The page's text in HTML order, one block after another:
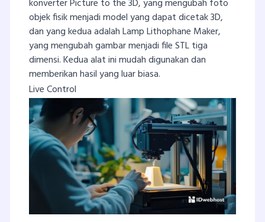
konverter Picture to the 3D, yang mengubah foto
objek fisik menjadi model yang dapat dicetak 3D,
dan yang kedua adalah Lamp Lithophane Maker,
yang mengubah gambar menjadi file STL tiga
dimensi. Kedua alat ini mudah digunakan dan
memberikan hasil yang luar biasa.
Live Control